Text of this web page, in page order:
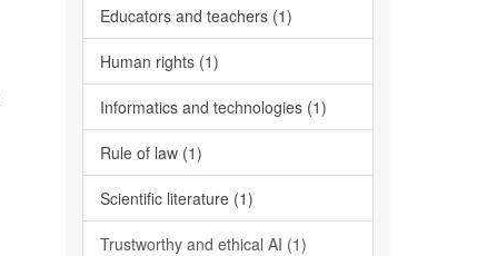
Educators and teachers (1)
Human rights (1)
Informatics and technologies (1)
Rule of law (1)
Scientific literature (1)
Trustworthy and ethical AI (1)